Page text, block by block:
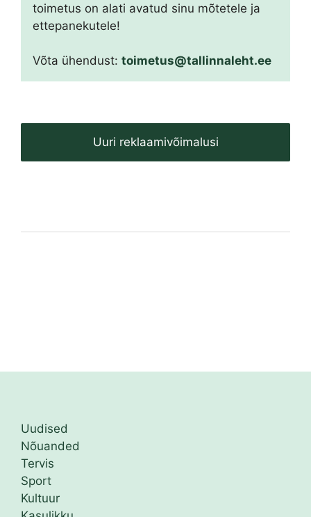
toimetus on alati avatud sinu mõtetele ja
ettepanekutele!
Võta ühendust: toimetus@tallinnaleht.ee
Uuri reklaamivõimalusi
Uudised
Nõuanded
Tervis
Sport
Kultuur